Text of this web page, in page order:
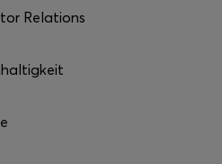
Relations